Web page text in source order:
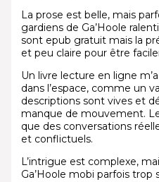
La prose est belle, mais
gardiens de Ga’Hoole
sont epub gratuit mais la
et peu claire pour être
Un livre lecture en ligne
dans l’espace, comme un
descriptions sont vives et
manque de mouvement.
que des conversations
et conflictuels.
L’intrigue est complexe,
Ga’Hoole mobi parfois